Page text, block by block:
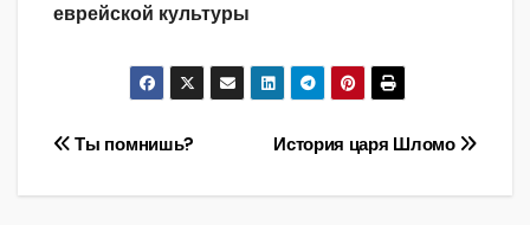
еврейской культуры
Навигация
по
История царя Шломо
Ты помнишь?